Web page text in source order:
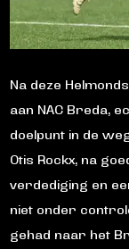
Na deze
aan NAC Breda,
doelpunt in de
Otis Rockx, na
verdediging en
niet onder
gehad naar het